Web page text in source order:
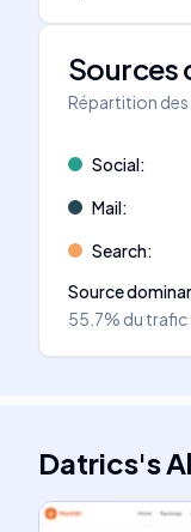
Sources
Répartition
Social:
Mail:
Search:
Source
55.7% du
Datrics's